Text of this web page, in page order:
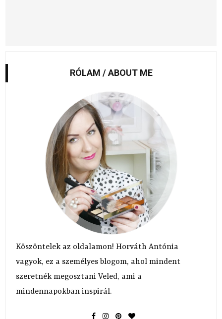
RÓLAM / ABOUT ME
Köszöntelek az oldalamon! Horváth Antónia
vagyok, ez a személyes blogom, ahol mindent
szeretnék megosztani Veled, ami a
mindennapokban inspirál.